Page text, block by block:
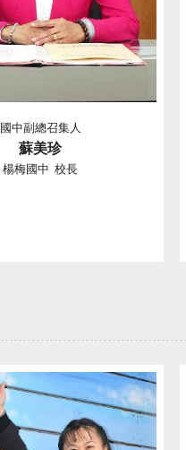
國中副總召集人
蘇美珍
楊梅國中 校長